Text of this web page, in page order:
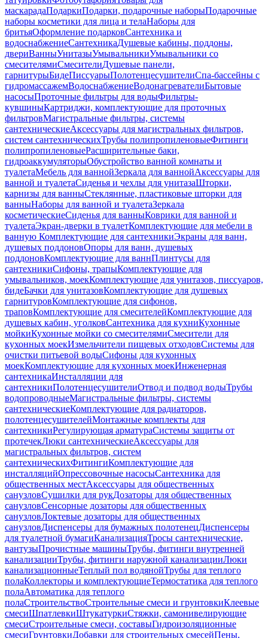
маскарадаПодаркиПодарки, подарочные наборыПодарочные
наборы косметики для лица и телаНаборы для
бритьяОформление подарковСантехника и
водоснабжениеСантехникаДушевые кабины, поддоны,
двериВанныУнитазыУмывальникиУмывальники со
смесителямиСмесителиДушевые панели,
гарнитурыБидеПиссуарыПолотенцесушителиСпа-бассейны с
гидромассажемВодоснабжениеВодонагревателиБытовые
насосыПроточные фильтры для водыФильтры-
кувшиныКартриджи, комплектующие для проточных
фильтровМагистральные фильтры, системы
сантехническиеАксессуары для магистральных фильтров,
систем сантехническихТрубы полипропиленовыеФитинги
полипропиленовыеРасширительные баки,
гидроаккумуляторыОбустройство ванной комнаты и
туалетаМебель для ваннойЗеркала для ваннойАксессуары для
ванной и туалетаСиденья и чехлы для унитазаШторки,
карнизы для ванныСтеклянные, пластиковые шторки для
ванныНаборы для ванной и туалетаЗеркала
косметическиеСиденья для ванныКоврики для ванной и
туалетаЭкран-дверки в туалетКомплектующие для мебели в
ванную Комплектующие для сантехникиЭкраны для ванн,
душевых поддоновОпоры для ванн, душевых
поддоновКомплектующие для ваннПлинтусы для
сантехникиСифоны, трапыКомплектующие для
умывальников, моекКомплектующие для унитазов, писсуаров,
бидеБачки для унитазовКомплектующие для душевых
гарнитуровКомплектующие для сифонов,
траповКомплектующие для смесителейКомплектующие для
душевых кабин, уголковСантехника для кухниКухонные
мойкиКухонные мойки со смесителямиСмесители для
кухонных моекИзмельчители пищевых отходовСистемы для
очистки питьевой водыСифоны для кухонных
моекКомплектующие для кухонных моекИнженерная
сантехникаИнсталляции для
сантехникиПолотенцесушителиОтвод и подвод водыТрубы
водопроводныеМагистральные фильтры, системы
сантехническиеКомплектующие для радиаторов,
полотенцесушителейМонтажные комплекты для
сантехникиРегулирующая арматураСистемы защиты от
протечекЛюки сантехническиеАксессуары для
магистральных фильтров, систем
сантехническихФитингиКомплектующие для
инсталляцийОпрессовочные насосыСантехника для
общественных местАксессуары для общественных
санузловСушилки для рукДозаторы для общественных
санузловСенсорные дозаторы для общественных
санузловЛоктевые дозаторы для общественных
санузловДиспенсеры для бумажных полотенецДиспенсеры
для туалетной бумагиКанализацияТросы сантехнические,
вантузыПрочистные машиныТрубы, фитинги внутренней
канализацииТрубы, фитинги наружной канализацииЛюки
канализационныеТеплый пол водянойТрубы для теплого
полаКоллекторы и комплектующиеТермостатика для теплого
полаАвтоматика для теплого
полаСтроительствоСтроительные смеси и грунтовкиКлеевые
смесиШпатлевкиШтукатуркиСтяжки, самонивелирующие
смесиСтроительные смеси, составыГидроизоляционные
смесиГрунтовкиДобавки для строительных смесейПены,